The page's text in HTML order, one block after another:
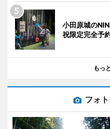
小田原城の
祝限定完全予
もっ
フォ